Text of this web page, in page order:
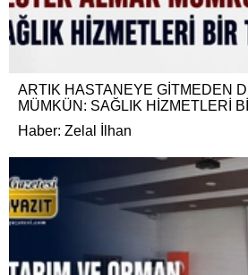
ARTIK HASTANEYE GİTMEDEN
MÜMKÜN: SAĞLIK HİZMETLERİ
Haber: Zelal İlhan